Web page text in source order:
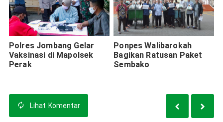
Polres Jombang Gelar
Vaksinasi di Mapolsek
Perak
Ponpes Walibarokah
Bagikan Ratusan Paket
Sembako
Lihat Komentar